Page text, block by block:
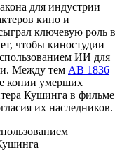
для индустрии
кино и
ключевую роль в
чтобы киностудии
ИИ для
Между тем AB 1836
копии умерших
Кушинга в фильме
их наследников.